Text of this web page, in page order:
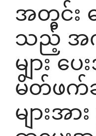
အတွင်း
သည့် အက
များ
မိတ်ဖက်
များအာ